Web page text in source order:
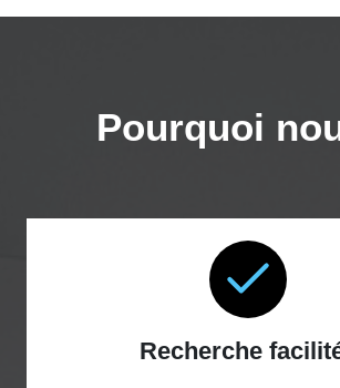
Pourquoi
Recherche